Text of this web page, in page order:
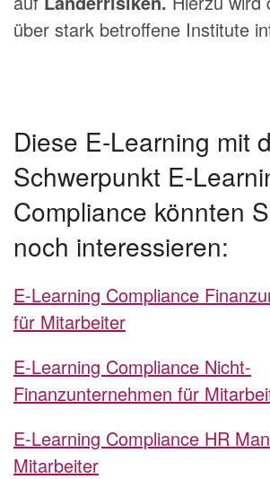
über stark betroffene Institute
Diese E-Learning mit
Schwerpunkt E-
Compliance könnten
noch interessieren:
E-Learning Compliance
für Mitarbeiter
E-Learning Compliance Nicht-
Finanzunternehmen für
E-Learning Compliance HR
Mitarbeiter